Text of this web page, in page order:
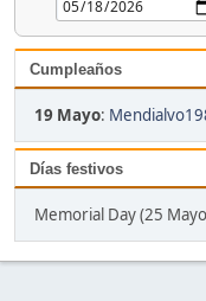
Cumpleaños
19 Mayo:
Días festivos
Memorial Day (25